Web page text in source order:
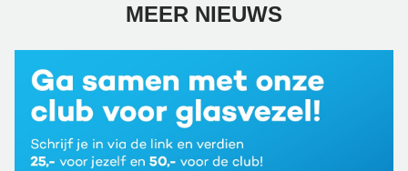
MEER NIEUWS